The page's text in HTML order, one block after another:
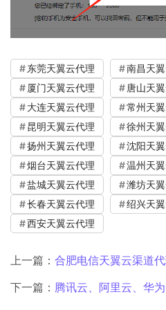
东莞天翼云代理
南昌天
厦门天翼云代理
唐山天
大连天翼云代理
常州天
昆明天翼云代理
徐州天
扬州天翼云代理
沈阳天
烟台天翼云代理
温州天
盐城天翼云代理
潍坊天
长春天翼云代理
绍兴天
西安天翼云代理
上一篇： 合肥电信天翼云渠道
下一篇： 腾讯云、阿里云、华为云